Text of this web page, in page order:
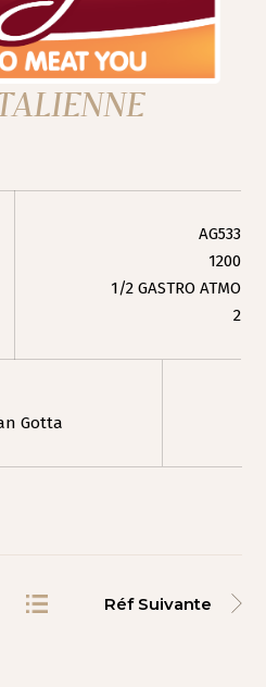
AG533
1200
1/2 GASTRO ATMO
2
Gotta
Réf Suivante